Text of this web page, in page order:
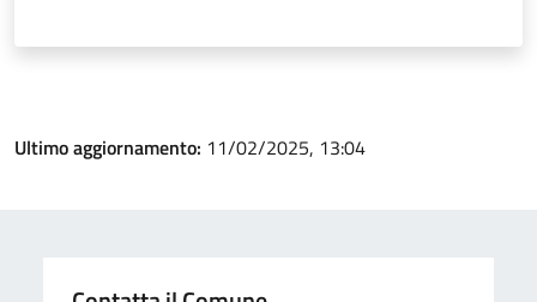
Ultimo aggiornamento: 11/02/2025, 13:04